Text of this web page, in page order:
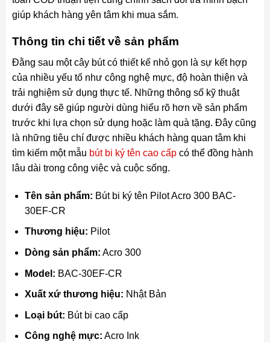
giúp khách hàng yên tâm khi mua sắm.
Thông tin chi tiết về sản phẩm
Đằng sau một cây bút có thiết kế nhỏ gọn là sự kết hợp
của nhiều yếu tố như công nghệ mực, độ hoàn thiện và
trải nghiệm sử dụng thực tế. Những thông số kỹ thuật
dưới đây sẽ giúp người dùng hiểu rõ hơn về sản phẩm
trước khi lựa chọn sử dụng hoặc làm quà tặng. Đây cũng
là những tiêu chí được nhiều khách hàng quan tâm khi
tìm kiếm một mẫu bút bi ký tên cao cấpcó thể đồng hành
lâu dài trong công việc và cuộc sống.
Tên sản phẩm: Bút bi ký tên Pilot Acro 300 BAC-
30EF-CR
Thương hiệu: Pilot
Dòng sản phẩm: Acro 300
Model: BAC-30EF-CR
Xuất xứ thương hiệu: Nhật Bản
Loại bút: Bút bi cao cấp
Công nghệ mực: Acro Ink